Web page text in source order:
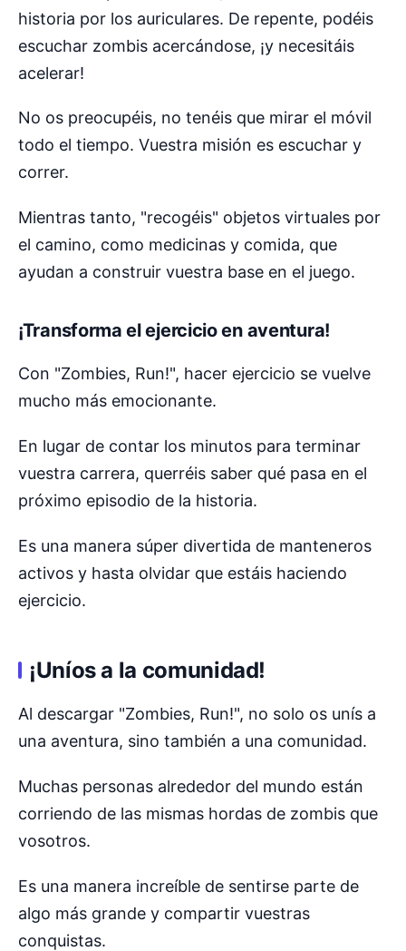
historia por los auriculares. De repente, podéis
escuchar zombis acercándose, ¡y necesitáis
acelerar!
No os preocupéis, no tenéis que mirar el móvil
todo el tiempo. Vuestra misión es escuchar y
correr.
Mientras tanto, "recogéis" objetos virtuales por
el camino, como medicinas y comida, que
ayudan a construir vuestra base en el juego.
¡Transforma el ejercicio en aventura!
Con "Zombies, Run!", hacer ejercicio se vuelve
mucho más emocionante.
En lugar de contar los minutos para terminar
vuestra carrera, querréis saber qué pasa en el
próximo episodio de la historia.
Es una manera súper divertida de manteneros
activos y hasta olvidar que estáis haciendo
ejercicio.
¡Uníos a la comunidad!
Al descargar "Zombies, Run!", no solo os unís a
una aventura, sino también a una comunidad.
Muchas personas alrededor del mundo están
corriendo de las mismas hordas de zombis que
vosotros.
Es una manera increíble de sentirse parte de
algo más grande y compartir vuestras
conquistas.